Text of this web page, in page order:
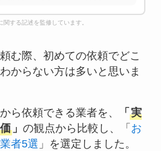
する記述を監修しています。
む際、初めての依頼でどこ
からない方は多いと思いま
ら依頼できる業者を、 「 実
」 の観点から比較し、「 お
者5選 」を選定しました。